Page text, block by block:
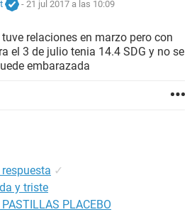
- 21 jul 2017 a las 10:09
relaciones en marzo pero con
el 3 de julio tenia 14.4 SDG y no se
embarazada
✓
y triste
PLACEBO